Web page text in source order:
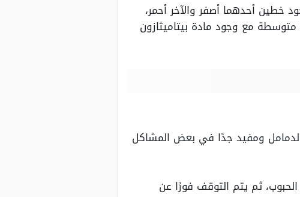
خطين أحدهما أصفر والآخر أحمر،
مع وجود مادة بيتاميثازون
ومفيد جدًا في بعض المشاكل
ثم يتم التوقف فورًا عن